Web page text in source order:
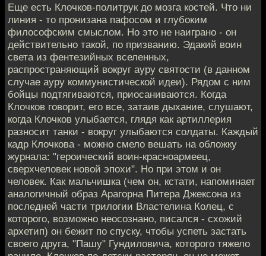
Еще есть Клочков-политрук до мозга костей. Что ни
линия - то пронизана пафосом и глубоким
философским смыслом. Но это не наиграно - он
действительно такой, по призванию. Эдакий воин
света из фентезийных вселенных,
распространяющий вокруг ауру святости (в данном
случае ауру коммунистической идеи). Рядом с ним
бойцы подтягиваются, приосаниваются. Когда
Клочков говорит, его все, затаив дыхание, слушают,
когда Клочков улыбается, глядя как артиллерия
разносит танки - вокруг улыбаются солдаты. Каждый
кадр Клочкова - можно смело вешать на обложку
журнала: "героический воин-красноармеец,
сверхчеловек новой эпохи". Но при этом и он
человек. Как мальчишка (чем он, кстати, напоминает
аналогичный образ Арагорна Питера Джексона из
последней части трилогии Властелина Колец, с
которого, возможно неосознано, писался - схожий
архетип) он бежит по спуску, чтобы успеть застать
своего друга, "Пашу" Гундиловича, которого тяжело